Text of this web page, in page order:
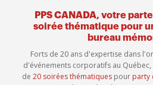
PPS CANADA, votre
soirée thématique pour
bureau
Forts de 20 ans d'expertise dans
d'événements corporatifs au
de 20 soirées thématiquespour party